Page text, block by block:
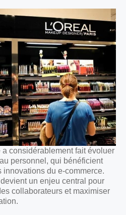
a considérablement fait évoluer
personnel, qui bénéficient
innovations du e-commerce.
devient un enjeu central pour
collaborateurs et maximiser